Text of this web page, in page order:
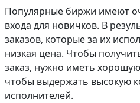
Популярные биржи имеют
входа для новичков. В
заказов, которые за их
низкая цена. Чтобы
заказ, нужно иметь
чтобы выдержать высокую
исполнителей.